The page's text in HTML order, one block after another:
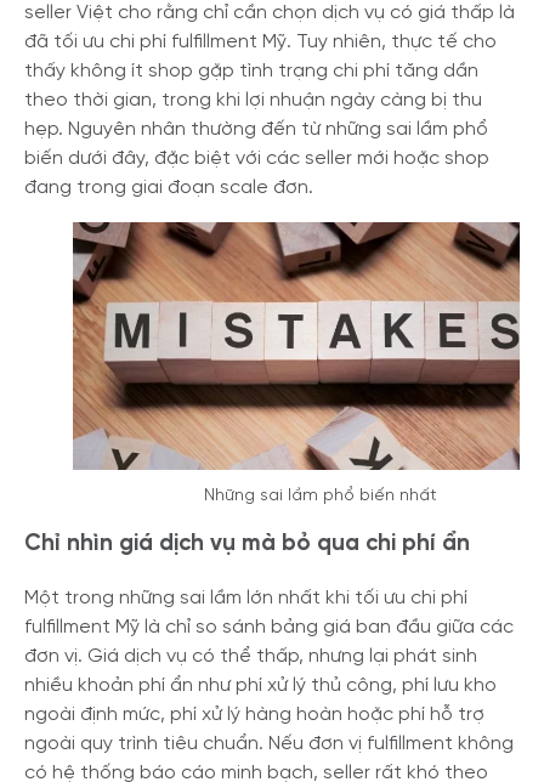
seller Việt cho rằng chỉ cần chọn dịch vụ có giá thấp là
đã tối ưu chi phí fulfillment Mỹ. Tuy nhiên, thực tế cho
thấy không ít shop gặp tình trạng chi phí tăng dần
theo thời gian, trong khi lợi nhuận ngày càng bị thu
hẹp. Nguyên nhân thường đến từ những sai lầm phổ
biến dưới đây, đặc biệt với các seller mới hoặc shop
đang trong giai đoạn scale đơn.
Những sai lầm phổ biến nhất
Chỉ nhìn giá dịch vụ mà bỏ qua chi phí ẩn
Một trong những sai lầm lớn nhất khi tối ưu chi phí
fulfillment Mỹ là chỉ so sánh bảng giá ban đầu giữa các
đơn vị. Giá dịch vụ có thể thấp, nhưng lại phát sinh
nhiều khoản phí ẩn như phí xử lý thủ công, phí lưu kho
ngoài định mức, phí xử lý hàng hoàn hoặc phí hỗ trợ
ngoài quy trình tiêu chuẩn. Nếu đơn vị fulfillment không
có hệ thống báo cáo minh bạch, seller rất khó theo